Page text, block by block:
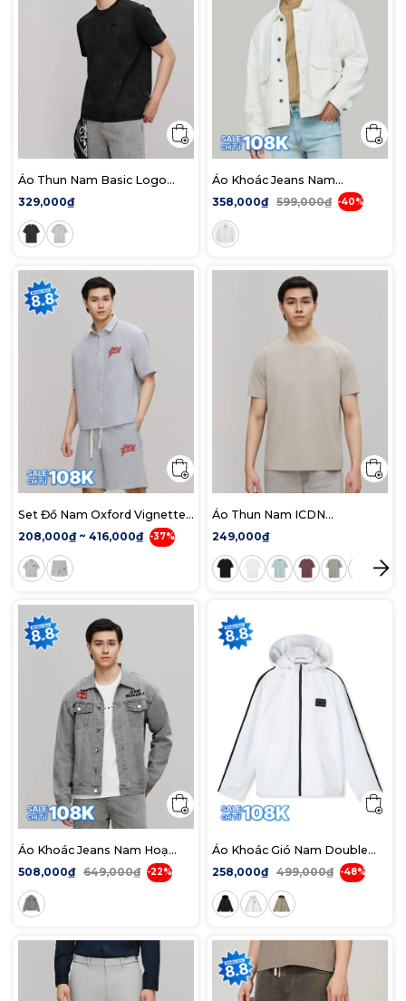
Áo Thun Nam Basic Logo
Wash Form Regular
329,000₫
Áo Khoác Jeans Nam
Offwhite Pocket Form Loose
358,000₫ 599,000₫ -40%
Set Đồ Nam Oxford Vignette
ICDN Star
208,000₫ ~ 416,000₫ -37%
Áo Thun Nam ICDN
ComfiTee Form Regular
249,000₫
Áo Khoác Jeans Nam Hoạ
Tiết Incredible Form Regular
508,000₫ 649,000₫ -22%
Áo Khoác Gió Nam Double
Stripes ICDN Form Regular
258,000₫ 499,000₫ -48%